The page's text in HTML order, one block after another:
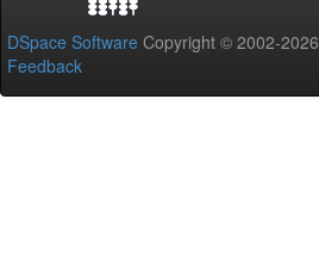
DSpace Software Copyright © 2002-2026
Feedback